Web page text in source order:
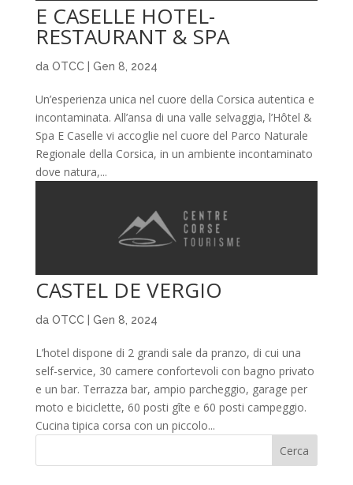
E CASELLE HOTEL-
RESTAURANT & SPA
da OTCC| Gen 8, 2024
Un’esperienza unica nel cuore della Corsica autentica e
incontaminata. All’ansa di una valle selvaggia, l’Hôtel &
Spa E Caselle vi accoglie nel cuore del Parco Naturale
Regionale della Corsica, in un ambiente incontaminato
dove natura,...
CASTEL DE VERGIO
da OTCC| Gen 8, 2024
L’hotel dispone di 2 grandi sale da pranzo, di cui una
self-service, 30 camere confortevoli con bagno privato
e un bar. Terrazza bar, ampio parcheggio, garage per
moto e biciclette, 60 posti gîte e 60 posti campeggio.
Cucina tipica corsa con un piccolo...
Cerca